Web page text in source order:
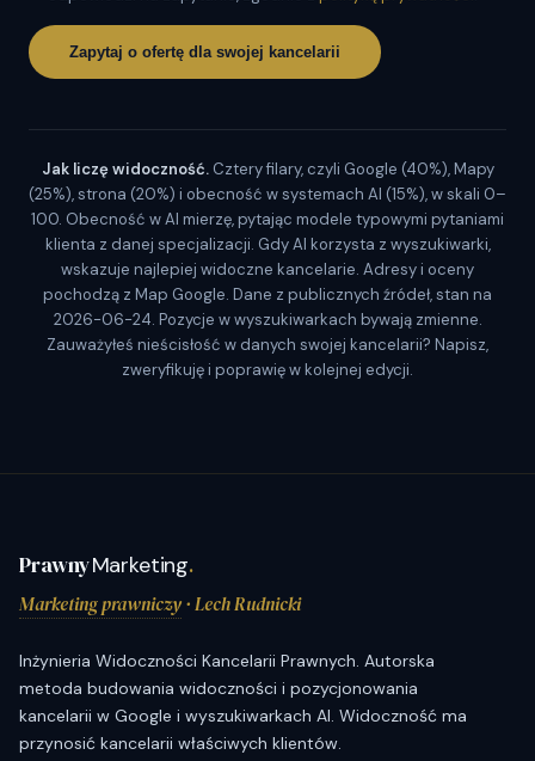
Zapytaj o ofertę dla swojej kancelarii
Jak liczę widoczność.Cztery filary, czyli Google (40%), Mapy
(25%), strona (20%) i obecność w systemach AI (15%), w skali 0–
100. Obecność w AI mierzę, pytając modele typowymi pytaniami
klienta z danej specjalizacji. Gdy AI korzysta z wyszukiwarki,
wskazuje najlepiej widoczne kancelarie. Adresy i oceny
pochodzą z Map Google. Dane z publicznych źródeł, stan na
2026-06-24. Pozycje w wyszukiwarkach bywają zmienne.
Zauważyłeś nieścisłość w danych swojej kancelarii? Napisz,
zweryfikuję i poprawię w kolejnej edycji.
PrawnyMarketing.
Marketing prawniczy· Lech Rudnicki
Inżynieria Widoczności Kancelarii Prawnych. Autorska
metoda budowania widoczności i pozycjonowania
kancelarii w Google i wyszukiwarkach AI. Widoczność ma
przynosić kancelarii właściwych klientów.